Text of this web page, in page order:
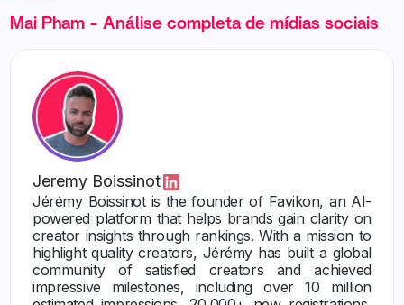
Mai Pham - Análise completa de mídias sociais
Jeremy Boissinot
Jérémy Boissinot is the founder of Favikon, an AI-
powered platform that helps brands gain clarity on
creator insights through rankings. With a mission to
highlight quality creators, Jérémy has built a global
community of satisfied creators and achieved
impressive milestones, including over 10 million